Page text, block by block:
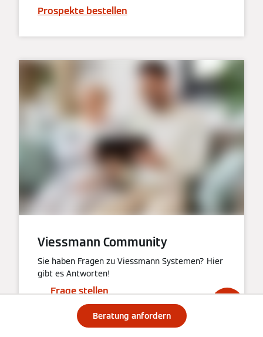
Beratung anfordern
Prospekte bestellen
Viessmann Community
Sie haben Fragen zu Viessmann Systemen? Hier
gibt es Antworten!
Frage stellen